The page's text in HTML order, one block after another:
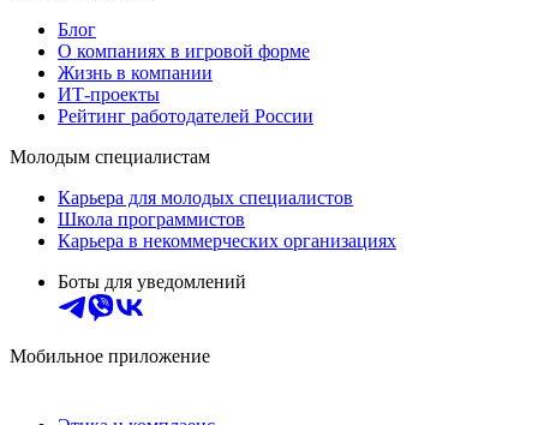
Блог
О компаниях в игровой форме
Жизнь в компании
ИТ-проекты
Рейтинг работодателей России
Молодым специалистам
Карьера для молодых специалистов
Школа программистов
Карьера в некоммерческих организациях
Боты для уведомлений
Мобильное приложение